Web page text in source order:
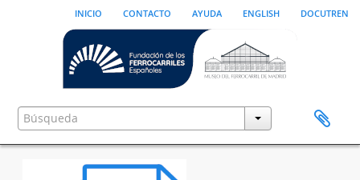
inicio contacto ayuda english docutren